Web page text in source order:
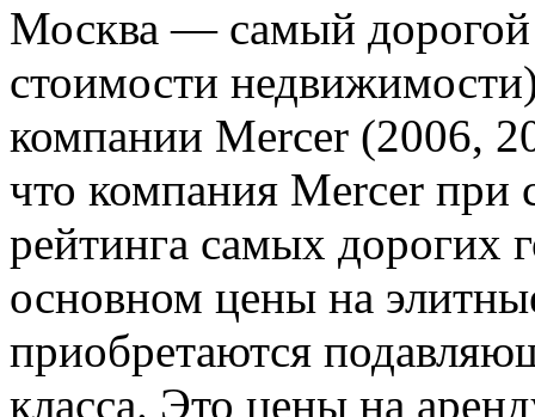
Москва — самый дорогой
стоимости
компании Mercer (2006,
что компания Mercer при
рейтинга самых дорогих
основном цены на
приобретаются
класса. Это цены на